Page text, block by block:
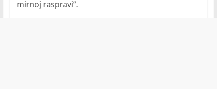
mirnoj raspravi“.